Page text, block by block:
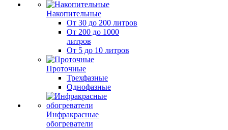
Накопительные
От 30 до 200 литров
От 200 до 1000
литров
От 5 до 10 литров
Проточные
Трехфазные
Однофазные
Инфракрасные
обогреватели